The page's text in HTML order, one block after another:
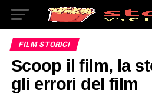
FILM STORICI
Scoop il film, la
gli errori del film